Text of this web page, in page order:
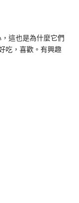
這也是為什麼它們
吃，喜歡。有興趣